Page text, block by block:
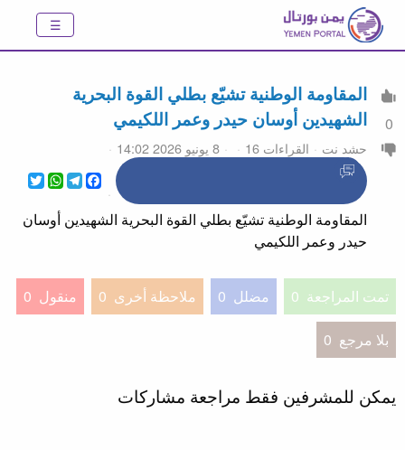
0
المقاومة الوطنية تشيّع بطلي القوة البحرية
الشهيدين أوسان حيدر وعمر اللكيمي
حشد نت القراءات 16
8 يونيو 2026 14:02
Twitter
WhatsApp
Telegram
Facebook
المقاومة الوطنية تشيّع بطلي القوة البحرية الشهيدين أوسان
حيدر وعمر اللكيمي
تمت المراجعة 0 مضلل 0 ملاحظة أخرى 0 منقول 0
بلا مرجع 0
يمكن للمشرفين فقط مراجعة مشاركات